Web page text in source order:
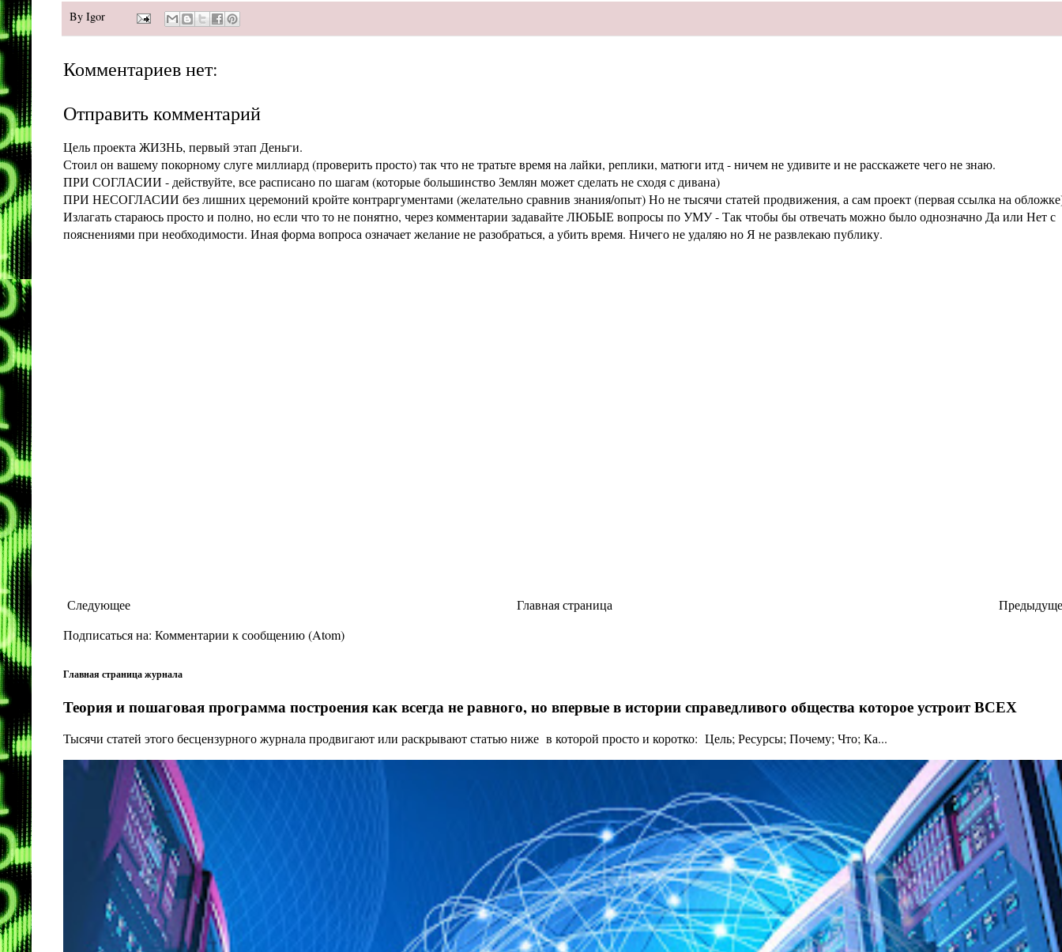
By Igor
Комментариев нет:
Отправить комментарий
Цель проекта ЖИЗНЬ, первый этап Деньги.
Стоил он вашему покорному слуге миллиард (проверить просто) так что не тратьте время на лайки, реплики, матюги итд - ничем не удивите и не расскажете чего не знаю.
ПРИ СОГЛАСИИ - действуйте, все расписано по шагам (которые большинство Землян может сделать не сходя с дивана)
ПРИ НЕСОГЛАСИИ без лишних церемоний кройте контраргументами (желательно сравнив знания/опыт) Но не тысячи статей продвижения, а сам проект (первая ссылка на
Излагать стараюсь просто и полно, но если что то не понятно, через комментарии задавайте ЛЮБЫЕ вопросы по УМУ - Так чтобы бы отвечать можно было однозначно Да или Нет с
пояснениями при необходимости. Иная форма вопроса означает желание не разобраться, а убить время. Ничего не удаляю но Я не развлекаю публику.
Следующее
Главная страница
Подписаться на: Комментарии к сообщению (Atom)
Главная страница журнала
Теория и пошаговая программа построения как всегда не равного, но впервые в истории справедливого общества которое устроит ВСЕХ
Тысячи статей этого бесцензурного журнала продвигают или раскрывают статью ниже в которой просто и коротко: Цель; Ресурсы; Почему; Что; Ка...